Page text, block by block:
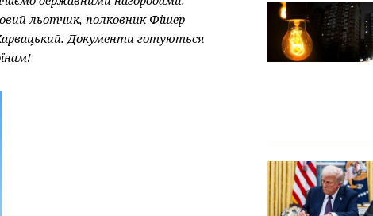
льотчик, полковник Фішер
Документи готуються